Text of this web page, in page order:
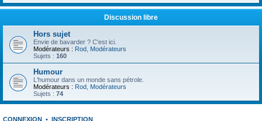
Discussion libre
Hors sujet
Envie de bavarder ? C'est ici.
Modérateurs : Rod Modérateurs
Sujets : 160
Humour
L'humour dans un monde sans pétrole.
Modérateurs : Rod Modérateurs
Sujets : 74
CONNEXION • INSCRIPTION